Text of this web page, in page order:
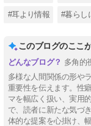
#耳より情報 #暮らし
このブログのここ
多角的
多様な人間関係の形や
重要性を伝えます。性
マを幅広く扱い、実用
で、読者に新たな気づ
体的な提案を心掛け、